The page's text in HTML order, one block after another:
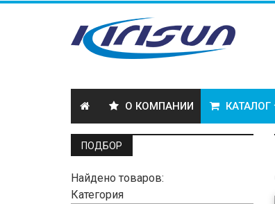
О КОМПАНИИ КАТАЛОГ
ПОДБОР
Найдено товаров:
Категория